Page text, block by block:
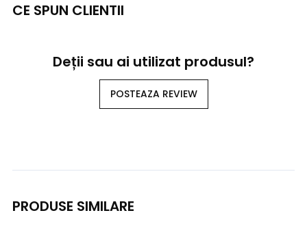
CE SPUN CLIENTII
Deții sau ai utilizat produsul?
POSTEAZA REVIEW
PRODUSE SIMILARE